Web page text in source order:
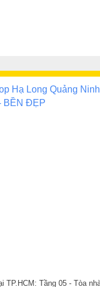
Hạ Long Quảng
BỀN ĐẸP
TP.HCM: Tầng 05 - Tòa